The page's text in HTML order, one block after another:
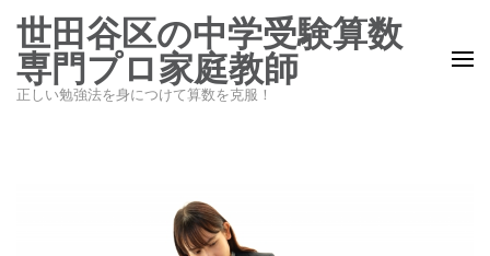
テ
ン
世田谷区の中学受験算数
専門プロ家庭教師
正しい勉強法を身につけて算数を克服！